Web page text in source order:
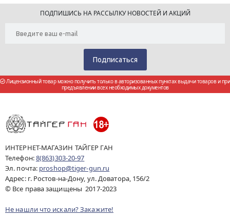
ПОДПИШИСЬ НА РАССЫЛКУ НОВОСТЕЙ И АКЦИЙ
Лицензионный товар можно получить только в авторизованных пунктах выдачи товаров и при
предъявлении всех необходимых документов
ИНТЕРНЕТ-МАГАЗИН ТАЙГЕР ГАН
Телефон:8(863)303-20-97
Эл. почта: proshop@tiger-gun.ru
Адрес: г. Ростов-на-Дону, ул. Доватора, 156/2
© Все права защищены 2017-2023
Не нашли что искали? Закажите!